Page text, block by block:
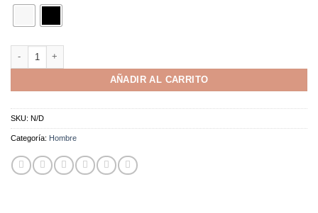
Camiseta de Hombre cantidad
AÑADIR AL CARRITO
SKU: N/D
Categoría: Hombre